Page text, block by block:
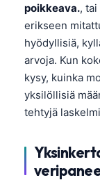
poikkeava., tai
erikseen
hyödyllisiä,
arvoja. Kun
kysy, kuinka
yksilöllisiä
tehtyjä